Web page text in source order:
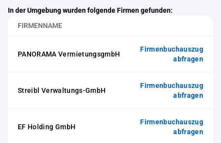
In der Umgebung wurden folgende Firmen gefunden:
FIRMENNAME
PANORAMA VermietungsgmbH
Firmenbuchauszug
abfragen
Streibl Verwaltungs-GmbH
Firmenbuchauszug
abfragen
EF Holding GmbH
Firmenbuchauszug
abfragen